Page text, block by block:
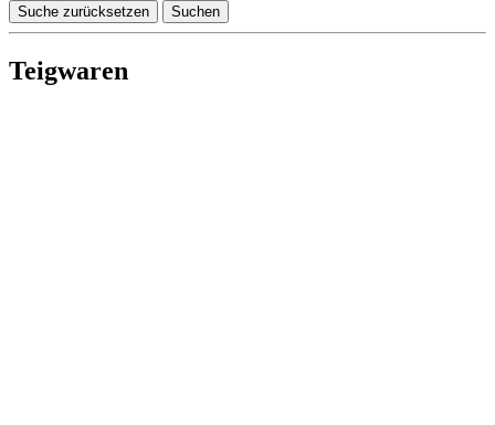
Suche zurücksetzen Suchen
Teigwaren